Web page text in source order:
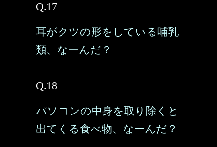
Q.17
耳がクツの形をしている哺乳
類、なーんだ？
Q.18
パソコンの中身を取り除くと
出てくる食べ物、なーんだ？